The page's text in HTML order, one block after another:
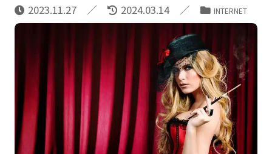
2023.11.27 2024.03.14 INTERNET